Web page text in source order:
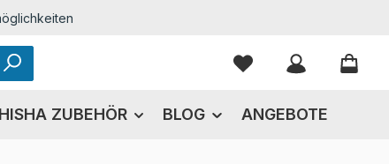
Du hast 0
ZUBEHÖR BLOG ANGEBOTE